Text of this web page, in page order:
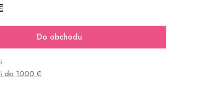
Do obchodu
do 1000 €